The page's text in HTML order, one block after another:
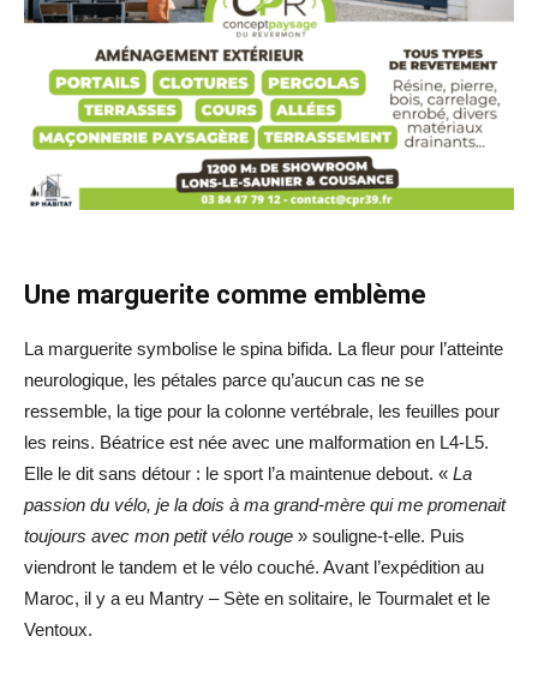
Une marguerite comme emblème
La marguerite symbolise le spina bifida. La fleur pour l’atteinte
neurologique, les pétales parce qu’aucun cas ne se
ressemble, la tige pour la colonne vertébrale, les feuilles pour
les reins. Béatrice est née avec une malformation en L4-L5.
Elle le dit sans détour : le sport l’a maintenue debout. « La
passion du vélo, je la dois à ma grand-mère qui me promenait
toujours avec mon petit vélo rouge » souligne-t-elle. Puis
viendront le tandem et le vélo couché. Avant l’expédition au
Maroc, il y a eu Mantry – Sète en solitaire, le Tourmalet et le
Ventoux.